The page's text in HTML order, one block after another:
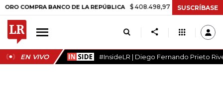
BANCO DE LA REPÚBLICA $ 408.498,97 +$ 8.753,81 +2,19%
SUSCRÍBASE
EN VIVO #InsideLR | Diego Fernando Prieto